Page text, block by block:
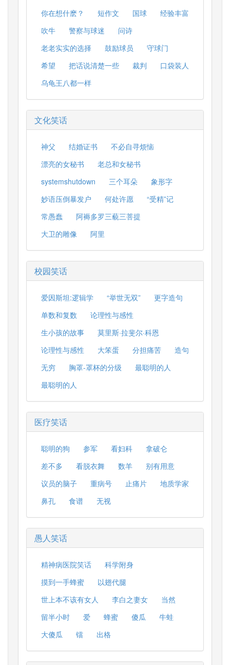
你在想什麽？ 短作文 国球
经验丰富
吹牛
警察与球迷
问诗
老老实实的选择
鼓励球员
守球门
希望
把话说清楚一些 裁判
口袋装人
乌龟王八都一样
文化笑话
神父 结婚证书
不必自寻烦恼
漂亮的女秘书
老总和女秘书
systemshutdown
三个耳朵
象形字
妙语压倒暴发户
何处许愿
“受精”记
常愚蠢
阿褥多罗三藐三菩提
大卫的雕像
阿里
校园笑话
爱因斯坦:逻辑学 “举世无双”
更字造句
单数和复数
论理性与感性
生小孩的故事
莫里斯·拉斐尔·科恩
论理性与感性
大笨蛋 分担痛苦
造句
无穷
胸罩-罩杯的分级
最聪明的人
最聪明的人
医疗笑话
聪明的狗 参军 看妇科
拿破仑
差不多
看脱衣舞 数羊
别有用意
议员的脑子
重病号 止痛片
地质学家
鼻孔
食谱 无视
愚人笑话
精神病医院笑话
科学附身
摸到一手蜂蜜
以翅代腿
世上本不该有女人
李白之妻女
当然
留半小时
爱 蜂蜜 傻瓜
牛蛙
大傻瓜
镭 出格